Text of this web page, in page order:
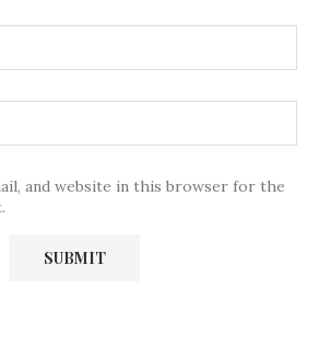
and website in this browser for the